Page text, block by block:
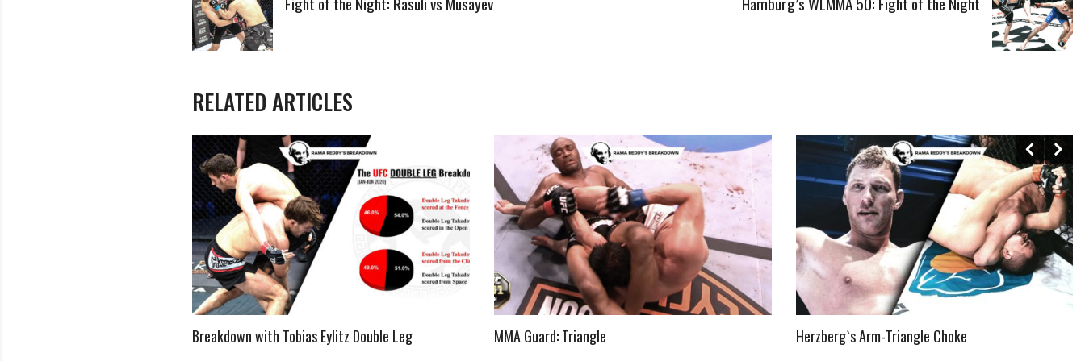
RELATED ARTICLES
Breakdown with Tobias Eylitz Double Leg MMA Guard: Triangle Herzberg`s Arm-Triangle Choke